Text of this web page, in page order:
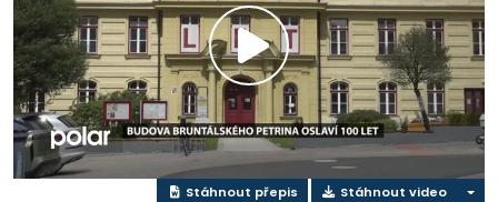
Přehrát
video
Stáhnout přepis Stáhnout video